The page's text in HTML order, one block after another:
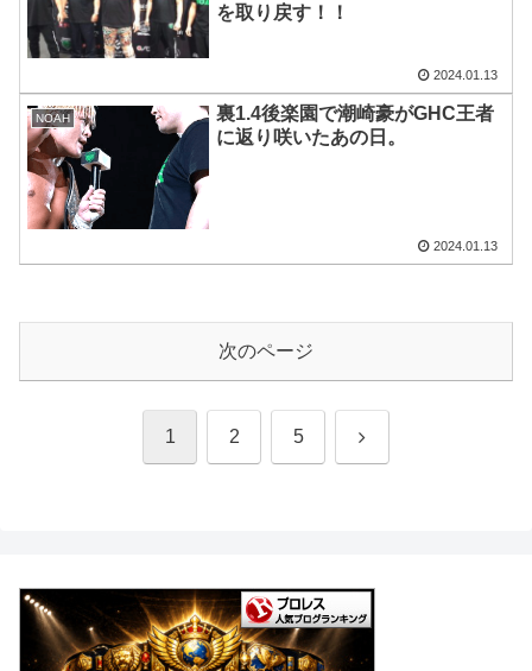
を取り戻す！！
2024.01.13
NOAH
裏1.4後楽園で潮崎豪がGHC王者
に返り咲いたあの日。
2024.01.13
次のページ
1 2 5 次